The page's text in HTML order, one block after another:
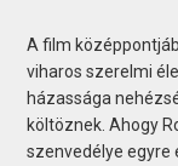
A film
viharos szerelmi
házassága
költöznek. Ahogy
szenvedélye egyre